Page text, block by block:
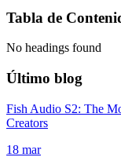
Tabla de
No headings found
Último blog
Fish Audio S2: The
Creators
18 mar